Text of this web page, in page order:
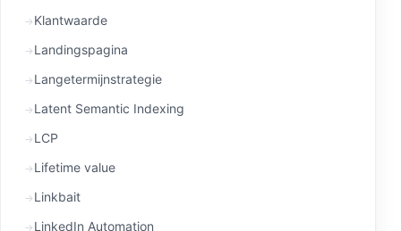
Klantwaarde
Landingspagina
Langetermijnstrategie
Latent Semantic Indexing
LCP
Lifetime value
Linkbait
LinkedIn Automation